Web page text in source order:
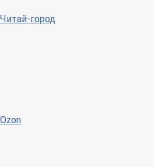
Читай-город
Ozon